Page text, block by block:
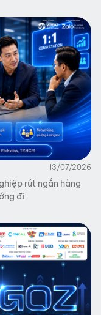
13/07/2026
rút ngắn hàng
đi